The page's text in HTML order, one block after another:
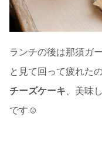
ランチの後は那須ガ
と見て回って疲れた
チーズケーキ 、美味
です☺